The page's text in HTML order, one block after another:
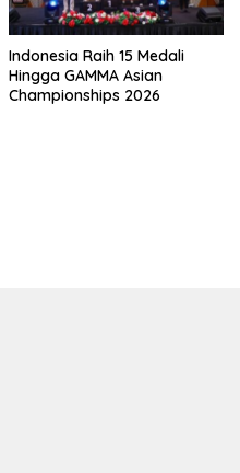
Indonesia Raih 15 Medali
Hingga GAMMA Asian
Championships 2026